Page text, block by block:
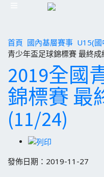
首頁 國內基層賽事 U15(國
青少年盃足球錦標賽 最終
2019全國
錦標賽 最
(11/24)
發佈日期：2019-11-27